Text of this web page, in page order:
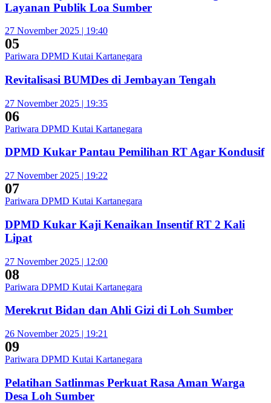
Layanan Publik Loa Sumber
27 November 2025 | 19:40
05
Pariwara DPMD Kutai Kartanegara
Revitalisasi BUMDes di Jembayan Tengah
27 November 2025 | 19:35
06
Pariwara DPMD Kutai Kartanegara
DPMD Kukar Pantau Pemilihan RT Agar Kondusif
27 November 2025 | 19:22
07
Pariwara DPMD Kutai Kartanegara
DPMD Kukar Kaji Kenaikan Insentif RT 2 Kali
Lipat
27 November 2025 | 12:00
08
Pariwara DPMD Kutai Kartanegara
Merekrut Bidan dan Ahli Gizi di Loh Sumber
26 November 2025 | 19:21
09
Pariwara DPMD Kutai Kartanegara
Pelatihan Satlinmas Perkuat Rasa Aman Warga
Desa Loh Sumber